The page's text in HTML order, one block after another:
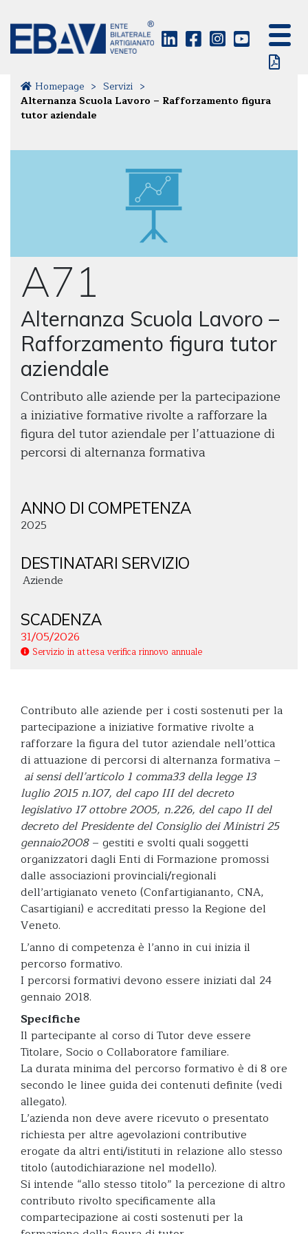
Homepage > Servizi >
Alternanza Scuola Lavoro – Rafforzamento figura
tutor aziendale
A71
Alternanza Scuola Lavoro –
Rafforzamento figura tutor
aziendale
Contributo alle aziende per la partecipazione
a iniziative formative rivolte a rafforzare la
figura del tutor aziendale per l’attuazione di
percorsi di alternanza formativa
ANNO DI COMPETENZA
2025
DESTINATARI SERVIZIO
Aziende
SCADENZA
31/05/2026
Servizio in attesa verifica rinnovo annuale
Contributo alle aziende per i costi sostenuti per la
partecipazione a iniziative formative rivolte a
rafforzare la figura del tutor aziendale nell’ottica
di attuazione di percorsi di alternanza formativa –
ai sensi dell’articolo 1 comma33 della legge 13
luglio 2015 n.107, del capo III del decreto
legislativo 17 ottobre 2005, n.226, del capo II del
decreto del Presidente del Consiglio dei Ministri 25
gennaio2008– gestiti e svolti quali soggetti
organizzatori dagli Enti di Formazione promossi
dalle associazioni provinciali/regionali
dell’artigianato veneto (Confartigiananto, CNA,
Casartigiani) e accreditati presso la Regione del
Veneto.
L’anno di competenza è l’anno in cui inizia il
percorso formativo.
I percorsi formativi devono essere iniziati dal 24
gennaio 2018.
Specifiche
Il partecipante al corso di Tutor deve essere
Titolare, Socio o Collaboratore familiare.
La durata minima del percorso formativo è di 8 ore
secondo le linee guida dei contenuti definite (vedi
allegato).
L’azienda non deve avere ricevuto o presentato
richiesta per altre agevolazioni contributive
erogate da altri enti/istituti in relazione allo stesso
titolo (autodichiarazione nel modello).
Si intende “allo stesso titolo” la percezione di altro
contributo rivolto specificamente alla
compartecipazione ai costi sostenuti per la